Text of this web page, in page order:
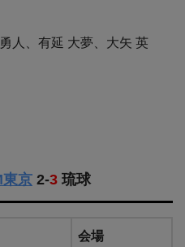
人、有延 大夢、大矢 英
東京 2-3 琉球
会場